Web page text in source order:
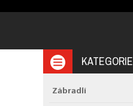
KATEGORIE
Zábradlí